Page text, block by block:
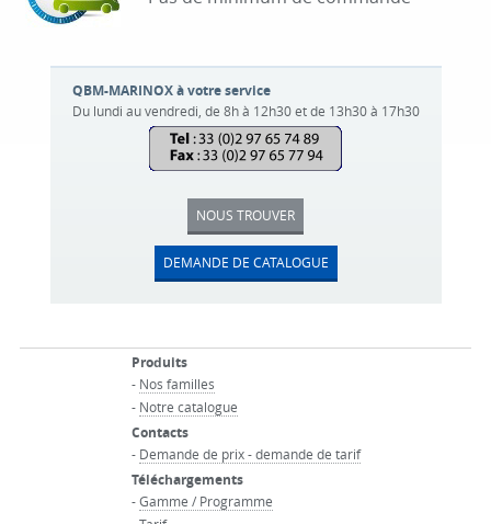
QBM-MARINOX à votre service
Du lundi au vendredi, de 8h à 12h30 et de 13h30 à 17h30
NOUS TROUVER
DEMANDE DE CATALOGUE
Produits
- Nos familles
- Notre catalogue
Contacts
- Demande de prix - demande de tarif
Téléchargements
-Gamme / Programme